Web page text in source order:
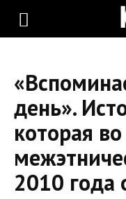
KLOOP.KG
Новости
Кыргызстана
день».
которая
2010 года